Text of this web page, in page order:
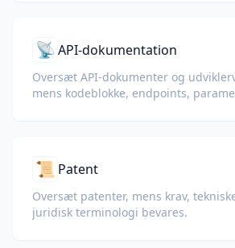
📡 API-dokumentation
Oversæt API-dokumenter og
mens kodeblokke, endpoints,
📜 Patent
Oversæt patenter, mens krav,
juridisk terminologi bevares.